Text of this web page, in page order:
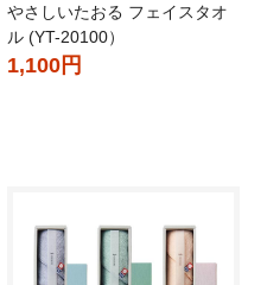
やさしいたおる フェイスタオ
ル (YT-20100）
1,100円